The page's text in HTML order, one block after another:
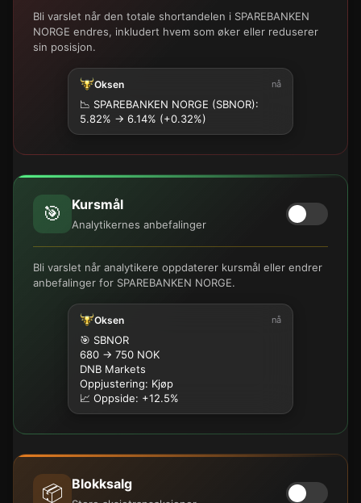
Bli varslet når den totale shortandelen i SPAREBANKEN
NORGE endres, inkludert hvem som øker eller reduserer
sin posisjon.
Oksen nå
📉 SPAREBANKEN NORGE (SBNOR):
5.82% → 6.14% (+0.32%)
🎯 Kursmål
Analytikernes anbefalinger
Bli varslet når analytikere oppdaterer kursmål eller endrer
anbefalinger for SPAREBANKEN NORGE.
Oksen nå
🎯 SBNOR
680 → 750 NOK
DNB Markets
Oppjustering: Kjøp
📈 Oppside: +12.5%
📦 Blokksalg